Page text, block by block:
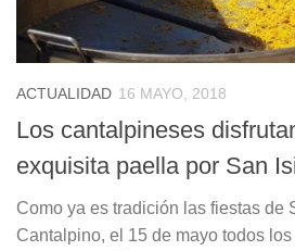
ACTUALIDAD 16 MAYO, 2018
Los cantalpineses
exquisita paella por San
Como ya es tradición las fiestas de
Cantalpino, el 15 de mayo todos